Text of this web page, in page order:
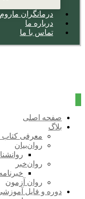
درمانگران ماروم
درباره ما
تماس با ما
صفحه اصلی
بلاگ
معرفی
روان‌بیان
روان‌خبر
روان آزمون
دوره و فایل